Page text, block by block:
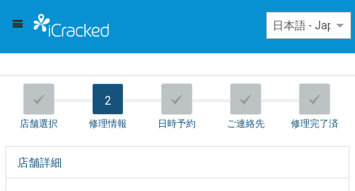
店舗選択
2
修理情報 日時予約 ご連絡先 修理完了済
店舗詳細